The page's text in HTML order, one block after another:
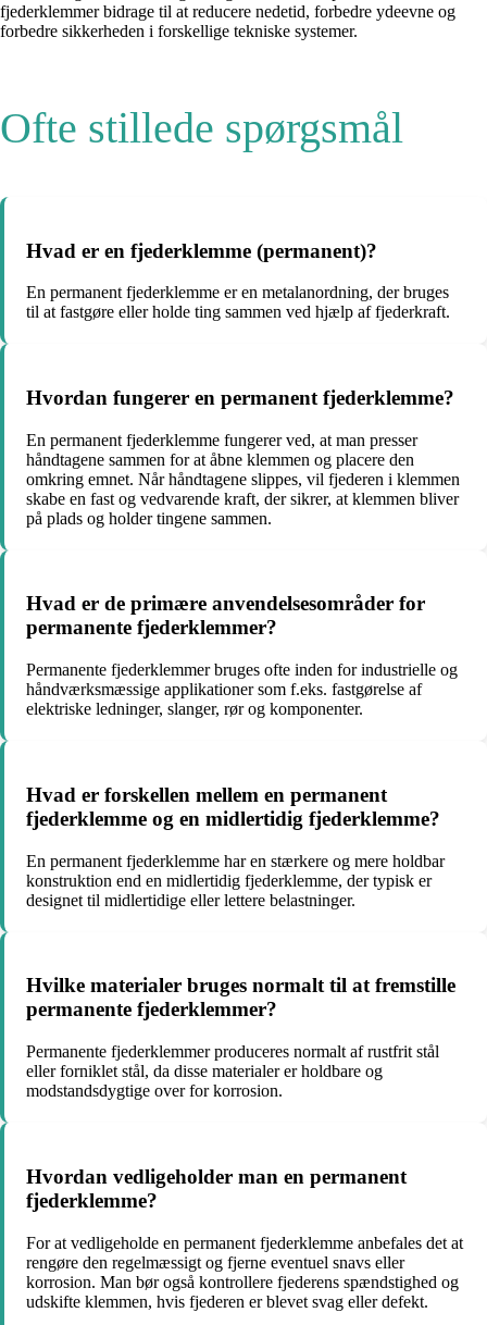
fjederklemmer bidrage til at reducere nedetid, forbedre ydeevne og
forbedre sikkerheden i forskellige tekniske systemer.
Ofte stillede spørgsmål
Hvad er en fjederklemme (permanent)?
En permanent fjederklemme er en metalanordning, der bruges
til at fastgøre eller holde ting sammen ved hjælp af fjederkraft.
Hvordan fungerer en permanent fjederklemme?
En permanent fjederklemme fungerer ved, at man presser
håndtagene sammen for at åbne klemmen og placere den
omkring emnet. Når håndtagene slippes, vil fjederen i klemmen
skabe en fast og vedvarende kraft, der sikrer, at klemmen bliver
på plads og holder tingene sammen.
Hvad er de primære anvendelsesområder for
permanente fjederklemmer?
Permanente fjederklemmer bruges ofte inden for industrielle og
håndværksmæssige applikationer som f.eks. fastgørelse af
elektriske ledninger, slanger, rør og komponenter.
Hvad er forskellen mellem en permanent
fjederklemme og en midlertidig fjederklemme?
En permanent fjederklemme har en stærkere og mere holdbar
konstruktion end en midlertidig fjederklemme, der typisk er
designet til midlertidige eller lettere belastninger.
Hvilke materialer bruges normalt til at fremstille
permanente fjederklemmer?
Permanente fjederklemmer produceres normalt af rustfrit stål
eller forniklet stål, da disse materialer er holdbare og
modstandsdygtige over for korrosion.
Hvordan vedligeholder man en permanent
fjederklemme?
For at vedligeholde en permanent fjederklemme anbefales det at
rengøre den regelmæssigt og fjerne eventuel snavs eller
korrosion. Man bør også kontrollere fjederens spændstighed og
udskifte klemmen, hvis fjederen er blevet svag eller defekt.